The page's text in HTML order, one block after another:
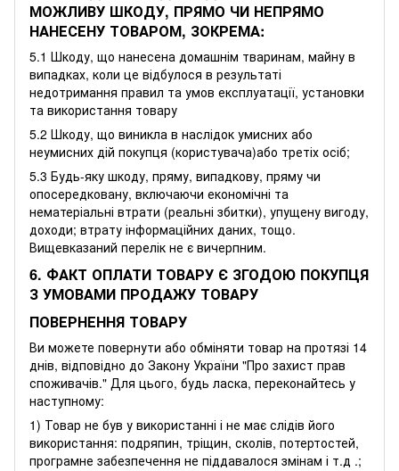
МОЖЛИВУ ШКОДУ, ПРЯМО ЧИ НЕПРЯМО
НАНЕСЕНУ ТОВАРОМ, ЗОКРЕМА:
5.1 Шкоду, що нанесена домашнім тваринам, майну в
випадках, коли це відбулося в результаті
недотримання правил та умов експлуатації, установки
та використання товару
5.2 Шкоду, що виникла в наслідок умисних або
неумисних дій покупця (користувача)або третіх осіб;
5.3 Будь-яку шкоду, пряму, випадкову, пряму чи
опосередковану, включаючи економічні та
нематеріальні втрати (реальні збитки), упущену вигоду,
доходи; втрату інформаційних даних, тощо.
Вищевказаний перелік не є вичерпним.
6. ФАКТ ОПЛАТИ ТОВАРУ Є ЗГОДОЮ ПОКУПЦЯ
З УМОВАМИ ПРОДАЖУ ТОВАРУ
ПОВЕРНЕННЯ ТОВАРУ
Ви можете повернути або обміняти товар на протязі 14
днів, відповідно до Закону України "Про захист прав
споживачів." Для цього, будь ласка, переконайтесь у
наступному:
1) Товар не був у використанні і не має слідів його
використання: подряпин, тріщин, сколів, потертостей,
програмне забезпечення не піддавалося змінам і т.д .;